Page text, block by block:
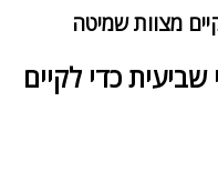
מצוות שמיטה
כדי לקיים